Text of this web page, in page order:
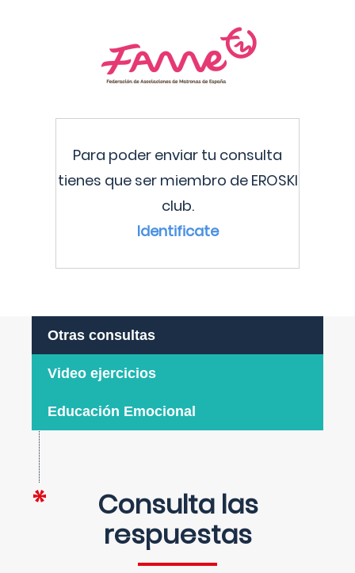
Para poder enviar tu consulta
tienes que ser miembro de EROSKI
club.
Identificate
Otras consultas
Video ejercicios
Educación Emocional
Consulta las
respuestas